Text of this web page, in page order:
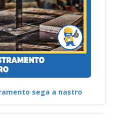
sega a nastro